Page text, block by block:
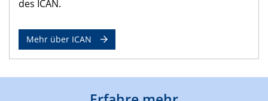
des ICAN.
Mehr über ICAN